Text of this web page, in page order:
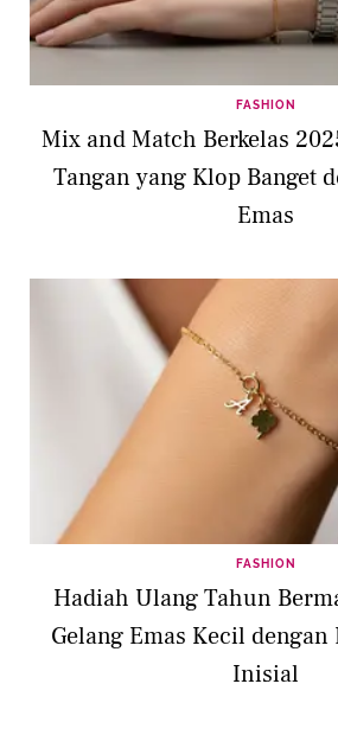
FASHION
Mix and Match Berkelas
Tangan yang Klop Banget
Emas
FASHION
Hadiah Ulang Tahun
Gelang Emas Kecil
Inisial